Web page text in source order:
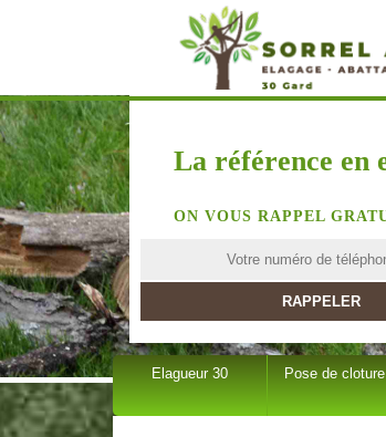
La référence en
ON VOUS RAPPEL
Elagueur 30 Pose de